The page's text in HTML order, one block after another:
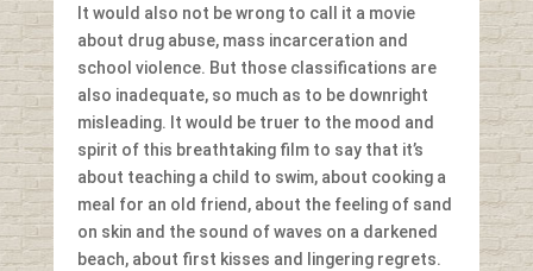
It would also not be wrong to call it a movie
about drug abuse, mass incarceration and
school violence. But those classifications are
also inadequate, so much as to be downright
misleading. It would be truer to the mood and
spirit of this breathtaking film to say that it’s
about teaching a child to swim, about cooking a
meal for an old friend, about the feeling of sand
on skin and the sound of waves on a darkened
beach, about first kisses and lingering regrets.